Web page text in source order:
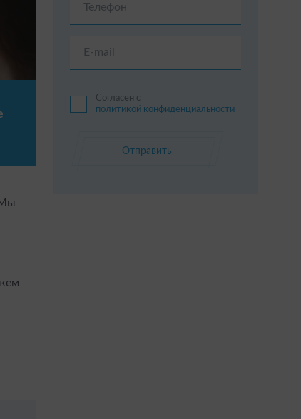
Телефон
E-mail
Согласен с
политикой конфиденциальности
Отправить